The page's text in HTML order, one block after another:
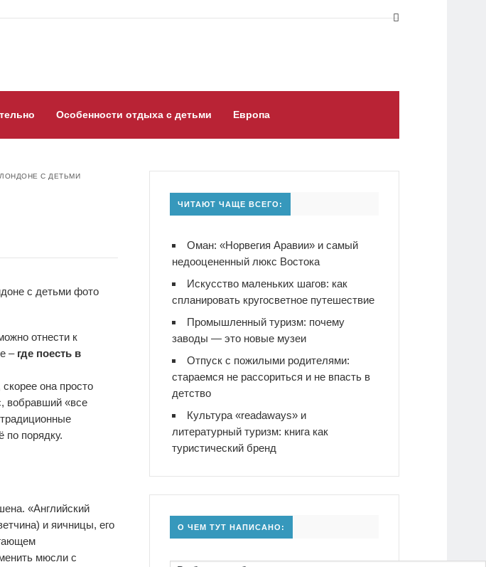
Особенности отдыха с детьми Европа
С ДЕТЬМИ
отнести к
– где поесть в
она просто
вобравший «все
по порядку.
«Английский
и яичницы, его
мюсли с
ЧИТАЮТ ЧАЩЕ ВСЕГО:
Оман: «Норвегия Аравии» и самый
недооцененный люкс Востока
Искусство маленьких шагов: как
спланировать кругосветное путешествие
Промышленный туризм: почему
заводы — это новые музеи
Отпуск с пожилыми родителями:
стараемся не рассориться и не впасть в
детство
Культура «readaways» и
литературный туризм: книга как
туристический бренд
О ЧЕМ ТУТ НАПИСАНО: